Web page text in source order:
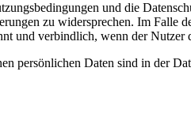
und die
zu widersprechen. Im Falle
und verbindlich, wenn der Nutzer
persönlichen Daten sind in der